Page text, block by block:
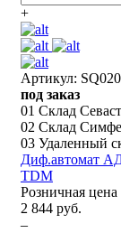
+
Артикул:
под заказ
01 Склад
02 Склад
03 Удаленный
Диф.автомат
TDM
Розничная цена
2 844 руб.
–